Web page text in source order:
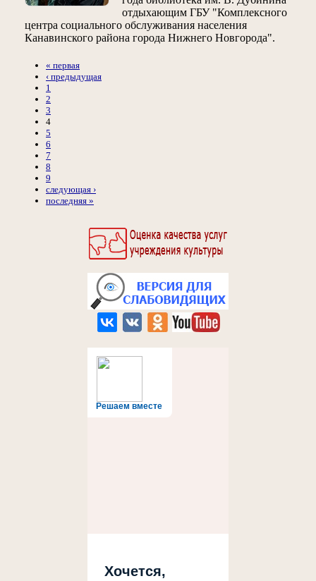
Решаем вместе
Хочется,
отдыхающим ГБУ "Комплексного
центра социального обслуживания населения
Канавинского района города Нижнего Новгорода".
« первая
‹ предыдущая
1
2
3
4
5
6
7
8
9
следующая ›
последняя »